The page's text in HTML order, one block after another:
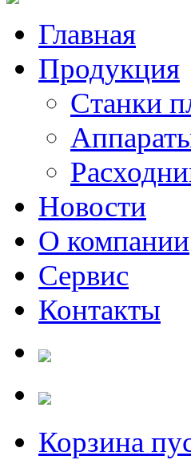
Главная
Продукция
Станки
Новости
О компании
Сервис
Контакты
Корзина